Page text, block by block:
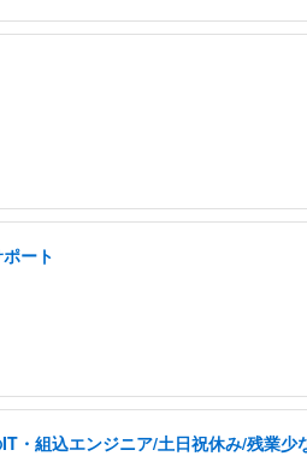
ート
・組込エンジニア/土日祝休み/残業少